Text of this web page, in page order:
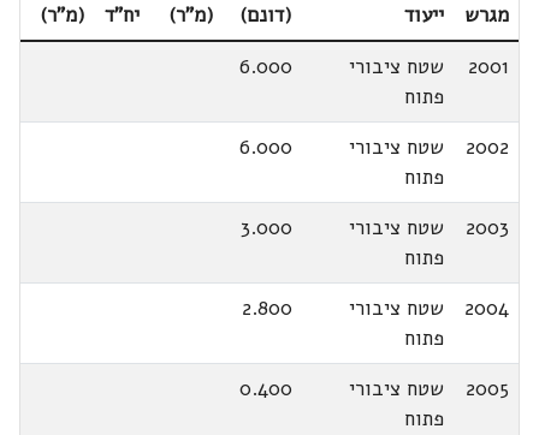
מגרש ייעוד
(דונם)
(מ"ר)
יח"ד
(מ"ר)
2001
שטח ציבורי
פתוח
6.000
2002
שטח ציבורי
פתוח
6.000
2003
שטח ציבורי
פתוח
3.000
2004
שטח ציבורי
פתוח
2.800
2005
שטח ציבורי
פתוח
0.400